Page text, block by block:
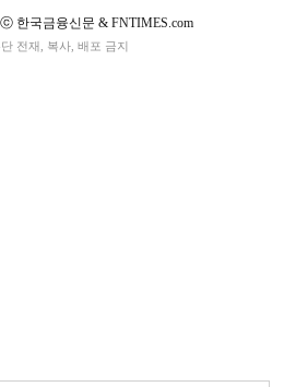
한국금융신문 & FNTIMES.com
전재, 복사, 배포 금지